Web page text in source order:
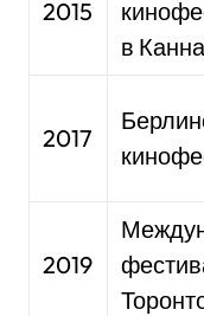
2015
в
2017
2019